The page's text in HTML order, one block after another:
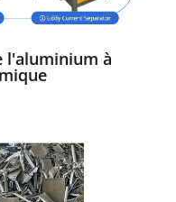
l'aluminium à